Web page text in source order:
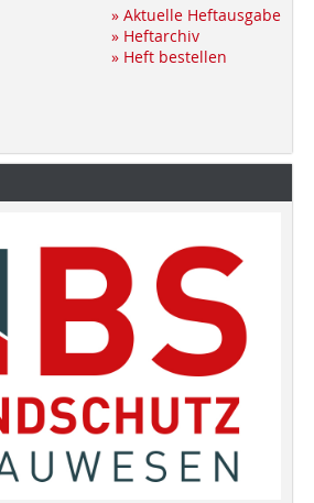
» Aktuelle Heftausgabe
» Heftarchiv
» Heft bestellen